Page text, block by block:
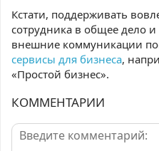
Кстати, поддерживать
сотрудника в общее дело
внешние коммуникации
сервисы для бизнеса,
«Простой бизнес».
КОММЕНТАРИИ